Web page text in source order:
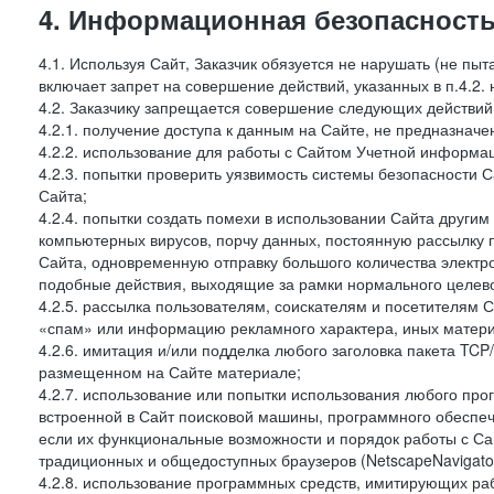
4. Информационная
4.1. Используя Сайт, Заказчик обязуется не нарушать (не
включает запрет на совершение действий, указанных в
4.2. Заказчику запрещается совершение следующих
4.2.1. получение доступа к данным на Сайте, не
4.2.2. использование для работы с Сайтом Учетной
4.2.3. попытки проверить уязвимость системы
Сайта;
4.2.4. попытки создать помехи в использовании Сайта
компьютерных вирусов, порчу данных, постоянную
Сайта, одновременную отправку большого количества
подобные действия, выходящие за рамки нормального
4.2.5. рассылка пользователям, соискателям и
«спам» или информацию рекламного характера, иных
4.2.6. имитация и/или подделка любого заголовка пакета
размещенном на Сайте материале;
4.2.7. использование или попытки использования любого
встроенной в Сайт поисковой машины, программного
если их функциональные возможности и порядок работы с
традиционных и общедоступных браузеров
4.2.8. использование программных средств, имитирующих